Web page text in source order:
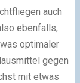
auch
ebenfalls,
optimaler
gegen
mit etwas